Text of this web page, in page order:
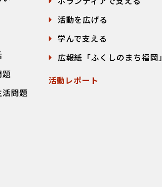
問題
活動を広げる
学んで支える
広報紙「ふくしのまち福岡」
活動レポート